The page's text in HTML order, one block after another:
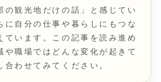
の観光地だけの話」と感じてい
に自分の仕事や暮らしにもつな
ています。この記事を読み進め
や職場ではどんな変化が起きて
わせてみてください。